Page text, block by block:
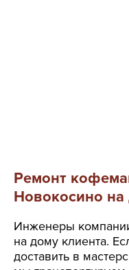
Ремонт
Новокосино на
Инженеры
на дому клиента.
доставить в